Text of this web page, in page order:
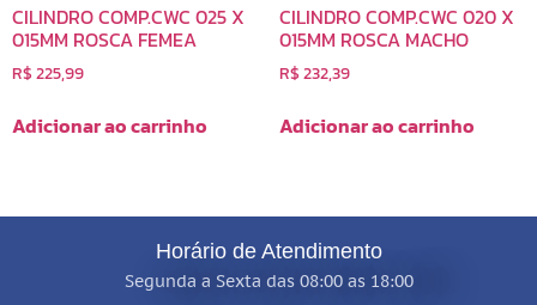
CILINDRO COMP.CWC 025 X
015MM ROSCA FEMEA
R$225,99
Adicionar ao carrinho
CILINDRO COMP.CWC 020 X
015MM ROSCA MACHO
R$232,39
Adicionar ao carrinho
Horário de Atendimento
Segunda a Sexta das 08:00 as 18:00